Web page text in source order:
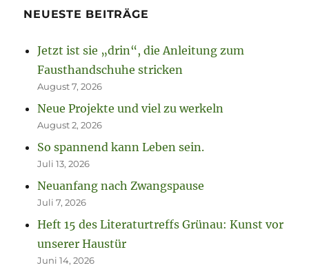
NEUESTE BEITRÄGE
Jetzt ist sie „drin“, die Anleitung zum
Fausthandschuhe stricken
August 7, 2026
Neue Projekte und viel zu werkeln
August 2, 2026
So spannend kann Leben sein.
Juli 13, 2026
Neuanfang nach Zwangspause
Juli 7, 2026
Heft 15 des Literaturtreffs Grünau: Kunst vor
unserer Haustür
Juni 14, 2026